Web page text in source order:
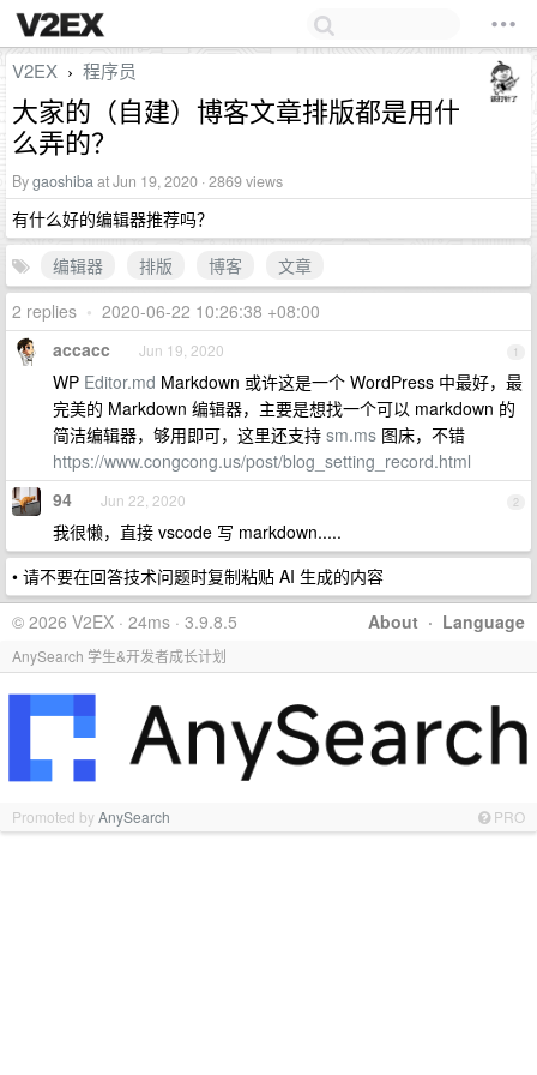
V2EX › 程序员
大家的（自建）博客文章排版都是用什
么弄的？
Bygaoshibaat Jun 19, 2020 · 2869 views
有什么好的编辑器推荐吗？
编辑器
排版 博客
文章
2 replies • 2020-06-22 10:26:38 +08:00
1
accacc Jun 19, 2020
WP Editor.md Markdown 或许这是一个 WordPress 中最好，最
完美的 Markdown 编辑器，主要是想找一个可以 markdown 的
简洁编辑器，够用即可，这里还支持 sm.ms 图床，不错
https://www.congcong.us/post/blog_setting_record.html
2
94 Jun 22, 2020
我很懒，直接 vscode 写 markdown.....
• 请不要在回答技术问题时复制粘贴 AI 生成的内容
About · Language
© 2026 V2EX · 24ms · 3.9.8.5
AnySearch 学生&开发者成长计划
Promoted byAnySearch PRO